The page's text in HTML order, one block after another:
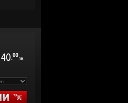
40.00
лв.